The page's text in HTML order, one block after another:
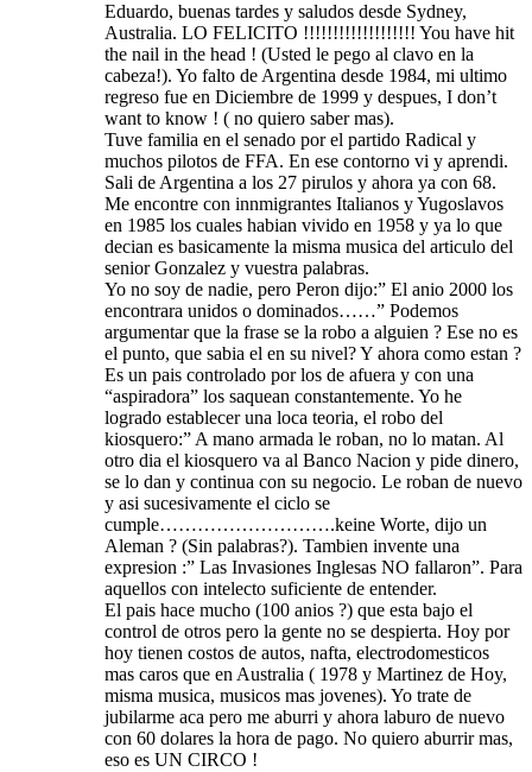
Eduardo, buenas tardes y saludos desde Sydney,
Australia. LO FELICITO !!!!!!!!!!!!!!!!!!! You have hit
the nail in the head ! (Usted le pego al clavo en la
cabeza!). Yo falto de Argentina desde 1984, mi ultimo
regreso fue en Diciembre de 1999 y despues, I don’t
want to know ! ( no quiero saber mas).
Tuve familia en el senado por el partido Radical y
muchos pilotos de FFA. En ese contorno vi y aprendi.
Sali de Argentina a los 27 pirulos y ahora ya con 68.
Me encontre con innmigrantes Italianos y Yugoslavos
en 1985 los cuales habian vivido en 1958 y ya lo que
decian es basicamente la misma musica del articulo del
senior Gonzalez y vuestra palabras.
Yo no soy de nadie, pero Peron dijo:” El anio 2000 los
encontrara unidos o dominados……” Podemos
argumentar que la frase se la robo a alguien ? Ese no es
el punto, que sabia el en su nivel? Y ahora como estan ?
Es un pais controlado por los de afuera y con una
“aspiradora” los saquean constantemente. Yo he
logrado establecer una loca teoria, el robo del
kiosquero:” A mano armada le roban, no lo matan. Al
otro dia el kiosquero va al Banco Nacion y pide dinero,
se lo dan y continua con su negocio. Le roban de nuevo
y asi sucesivamente el ciclo se
cumple……………………….keine Worte, dijo un
Aleman ? (Sin palabras?). Tambien invente una
expresion :” Las Invasiones Inglesas NO fallaron”. Para
aquellos con intelecto suficiente de entender.
El pais hace mucho (100 anios ?) que esta bajo el
control de otros pero la gente no se despierta. Hoy por
hoy tienen costos de autos, nafta, electrodomesticos
mas caros que en Australia ( 1978 y Martinez de Hoy,
misma musica, musicos mas jovenes). Yo trate de
jubilarme aca pero me aburri y ahora laburo de nuevo
con 60 dolares la hora de pago. No quiero aburrir mas,
eso es UN CIRCO !